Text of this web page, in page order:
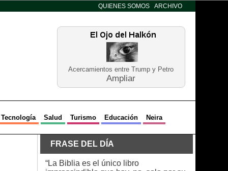
QUIENES SOMOS ARCHIVO
Acercamientos entre Trump y Petro
Ampliar
Tecnología Salud Turismo Educación Neira
FRASE DEL DÍA
“La Biblia es el único libro